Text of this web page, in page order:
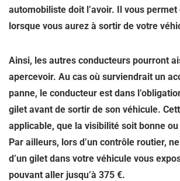
automobiliste doit l’avoir. Il vous permet
lorsque vous aurez à sortir de votre
Ainsi, les autres conducteurs pourront
apercevoir. Au cas où surviendrait un
panne, le conducteur est dans
gilet avant de sortir de son véhicule.
applicable, que la visibilité soit bonne ou
Par ailleurs, lors d’un contrôle routier,
d’un gilet dans votre véhicule vous
pouvant aller jusqu’à 375 €.